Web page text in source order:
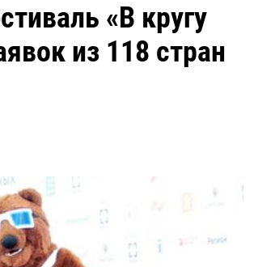
«В кругу
из 118 стран